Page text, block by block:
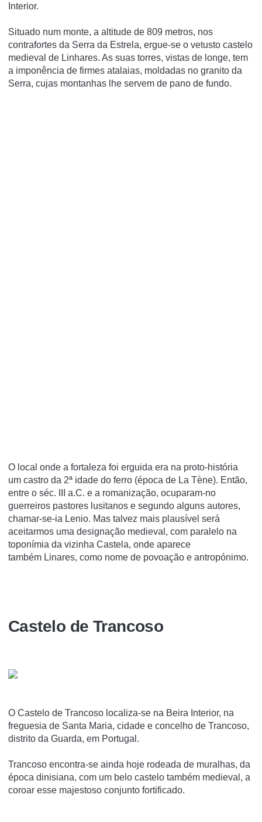
Interior.
Situado num monte, a altitude de 809 metros, nos
contrafortes da Serra da Estrela, ergue-se o vetusto castelo
medieval de Linhares. As suas torres, vistas de longe, tem
a imponência de firmes atalaias, moldadas no granito da
Serra, cujas montanhas lhe servem de pano de fundo.
O local onde a fortaleza foi erguida era na proto-história
um castro da 2ª idade do ferro (época de La Tène). Então,
entre o séc. III a.C. e a romanização, ocuparam-no
guerreiros pastores lusitanos e segundo alguns autores,
chamar-se-ia Lenio. Mas talvez mais plausível será
aceitarmos uma designação medieval, com paralelo na
toponímia da vizinha Castela, onde aparece
também Linares, como nome de povoação e antropónimo.
Castelo de Trancoso
O Castelo de Trancoso localiza-se na Beira Interior, na
freguesia de Santa Maria, cidade e concelho de Trancoso,
distrito da Guarda, em Portugal.
Trancoso encontra-se ainda hoje rodeada de muralhas, da
época dinisiana, com um belo castelo também medieval, a
coroar esse majestoso conjunto fortificado.